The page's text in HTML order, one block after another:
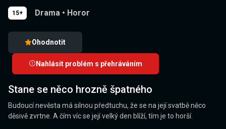
15+ Drama • Horor
Ohodnotit
Nahlásit problém s přehráváním
Stane se něco hrozně špatného
Budoucí nevěsta má silnou předtuchu, že se na její svatbě něco
děsivě zvrtne. A čím víc se její velký den blíží, tím je to horší.